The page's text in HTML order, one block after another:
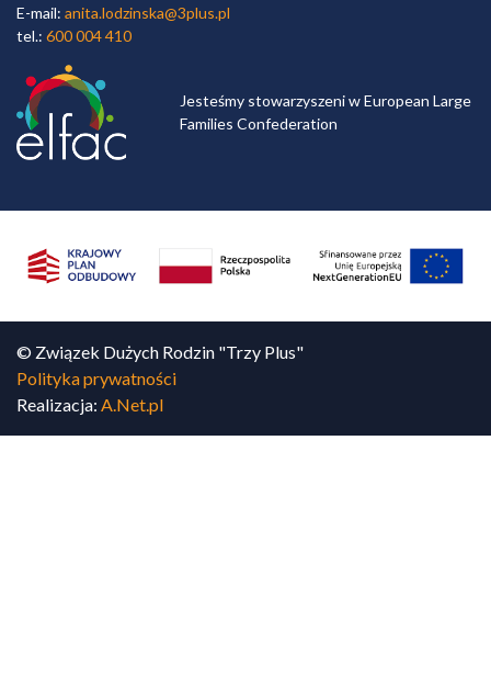
E-mail: anita.lodzinska@3plus.pl
tel.: 600 004 410
Jesteśmy stowarzyszeni w European Large
Families Confederation
© Związek Dużych Rodzin "Trzy Plus"
Polityka prywatności
Realizacja: A.Net.pl